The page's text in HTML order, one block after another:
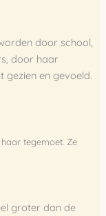
door school,
door haar
gezien en gevoeld.
tegemoet. Ze
groter dan de